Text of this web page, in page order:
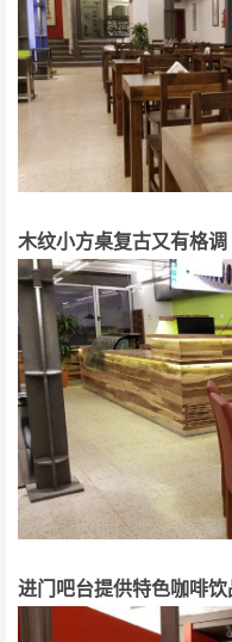
木纹小方桌复古又有格调
进门吧台提供特色咖啡饮